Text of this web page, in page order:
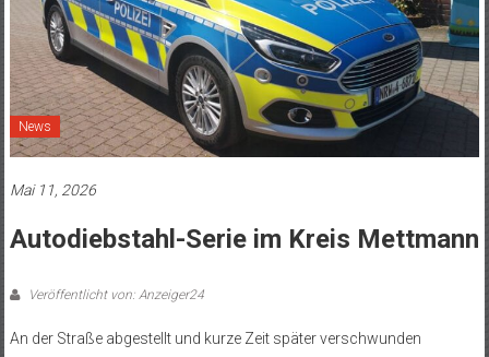
News
Mai 11, 2026
Autodiebstahl-Serie im Kreis Mettmann
Veröffentlicht von: Anzeiger24
An der Straße abgestellt und kurze Zeit später verschwunden